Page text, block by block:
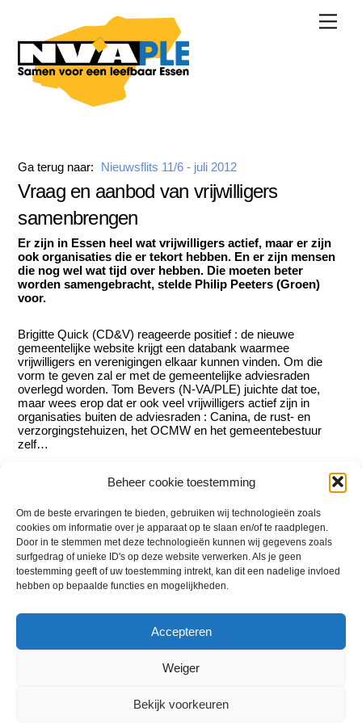
Beheer cookie toestemming
Om de beste ervaringen te bieden, gebruiken wij technologieën zoals
cookies om informatie over je apparaat op te slaan en/of te raadplegen.
Door in te stemmen met deze technologieën kunnen wij gegevens zoals
surfgedrag of unieke ID's op deze website verwerken. Als je geen
toestemming geeft of uw toestemming intrekt, kan dit een nadelige invloed
hebben op bepaalde functies en mogelijkheden.
Accepteren
Weiger
Bekijk voorkeuren
Ga terug naar: Nieuwsflits 11/6 - juli 2012
Vraag en aanbod van vrijwilligers
samenbrengen
Er zijn in Essen heel wat vrijwilligers actief, maar er zijn
ook organisaties die er tekort hebben. En er zijn mensen
die nog wel wat tijd over hebben. Die moeten beter
worden samengebracht, stelde Philip Peeters (Groen)
voor.
Brigitte Quick (CD&V) reageerde positief : de nieuwe
gemeentelijke website krijgt een databank waarmee
vrijwilligers en verenigingen elkaar kunnen vinden. Om die
vorm te geven zal er met de gemeentelijke adviesraden
overlegd worden. Tom Bevers (N-VA/PLE) juichte dat toe,
maar wees erop dat er ook veel vrijwilligers actief zijn in
organisaties buiten de adviesraden : Canina, de rust- en
verzorgingstehuizen, het OCMW en het gemeentebestuur
zelf…
(CD&V) en Dirk Smout (N-VA/PLE) zich af hoe het zat met de
zoals Roefel. Burgemeester Van Tichelt (CD&V) stelde hen
gerust. Dat deed ook Tom Bevers (N-VA/PLE) toen schepen
Frans Schrauwen (CD&V) vragen stelde over de verzekering
van de Ronde van Essen – die nochtans net zoals Roefel
door het gemeentebestuur verzekerd is. Overigens zijn de
foto’s van Roefel op het net terug te vinden.
Ga terug naar: Nieuwsflits 11/6 - juli 2012
Top